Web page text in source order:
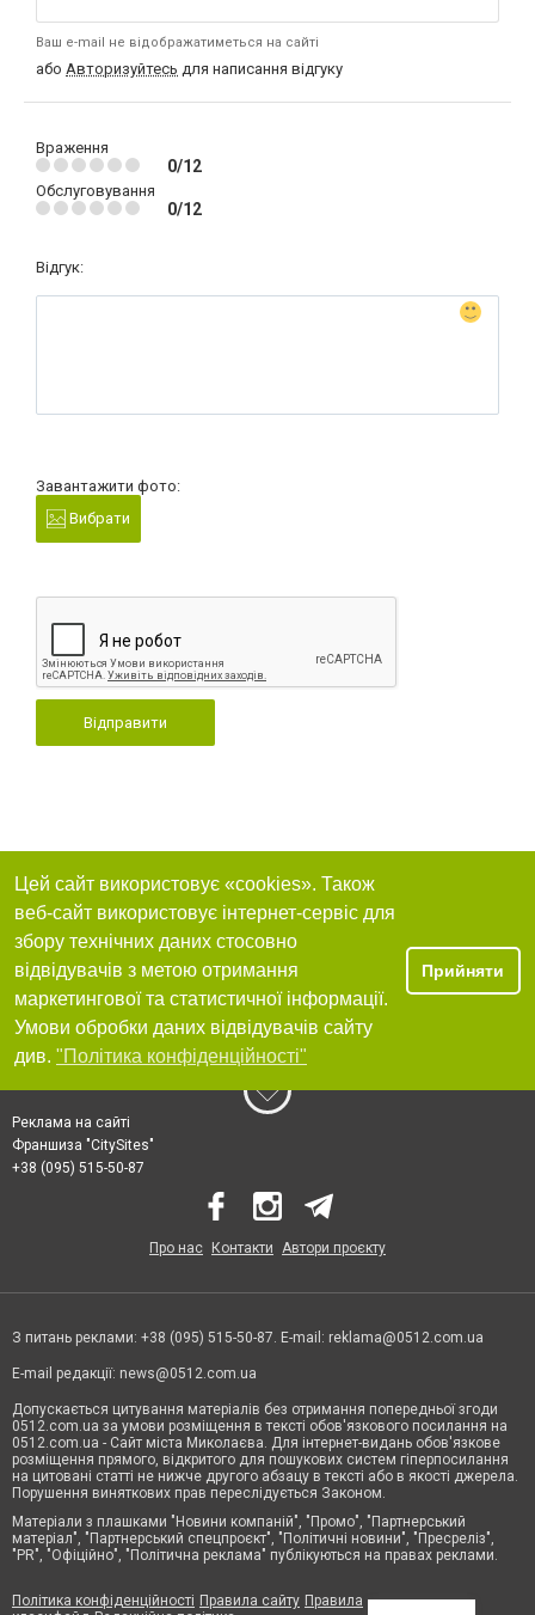
Ваш e-mail не відображатиметься на сайті
або Авторизуйтесь для написання відгуку
Враження
0/12
Обслуговування
0/12
Відгук:
Завантажити фото:
Вибрати
Відправити
Цей сайт використовує «cookies». Також
веб-сайт використовує інтернет-сервіс для
збору технічних даних стосовно
відвідувачів з метою отримання
маркетингової та статистичної інформації.
Умови обробки даних відвідувачів сайту
див. "Політика конфіденційності"
Прийняти
Реклама на сайті
Франшиза "CitySites"
+38 (095) 515-50-87
Про нас Контакти Автори проєкту
З питань реклами: +38 (095) 515-50-87. E-mail: reklama@0512.com.ua
E-mail редакції: news@0512.com.ua
Допускається цитування матеріалів без отримання попередньої згоди
0512.com.ua за умови розміщення в тексті обов'язкового посилання на
0512.com.ua - Сайт міста Миколаєва. Для інтернет-видань обов'язкове
розміщення прямого, відкритого для пошукових систем гіперпосилання
на цитовані статті не нижче другого абзацу в тексті або в якості джерела.
Порушення виняткових прав переслідується Законом.
Матеріали з плашками "Новини компаній", "Промо", "Партнерський
матеріал", "Партнерський спецпроєкт", "Політичні новини", "Пресреліз",
"PR", "Офіційно", "Політична реклама" публікуються на правах реклами.
Політика конфіденційності Правила сайту Правила